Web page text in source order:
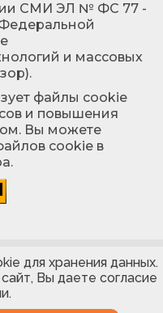
СМИ ЭЛ № ФС 77 -
и массовых
файлы cookie
и повышения
Вы можете
cookie в
для хранения данных.
Вы даете согласие